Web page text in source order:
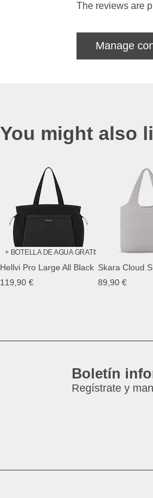
The reviews are
Manage
You might also
+ BOTELLA DE AGUA GRATIS
Hellvi Pro Large All Black
119,90 €
89,90 €
Boletín
Regístrate y